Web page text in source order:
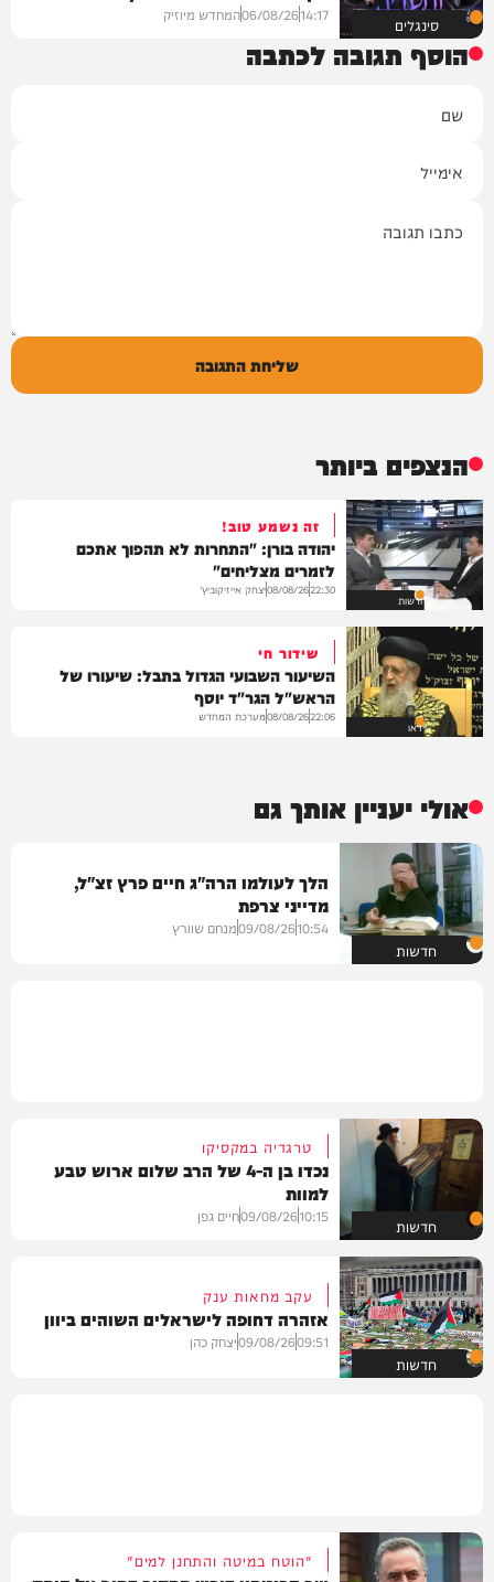
סינגלים 14:17
06/08/26המחדש מיוזיק
הוסף תגובה לכתבה
שליחת התגובה
הנצפים ביותר
חדשות
זה נשמע טוב!
יהודה בורן: "התחרות לא תהפוך אתכם
לזמרים מצליחים"
22:30
08/08/26יצחק אייזיקוביץ'
וידאו
שידור חי
השיעור השבועי הגדול בתבל: שיעורו של
הראש"ל הגר"ד יוסף
22:06
08/08/26מערכת המחדש
אולי יעניין אותך גם
חדשות
הלך לעולמו הרה"ג חיים פרץ זצ"ל,
מדייני צרפת
10:54
09/08/26מנחם שוורץ
חדשות
טרגדיה במקסיקו
נכדו בן ה-4 של הרב שלום ארוש טבע
למוות
10:15
09/08/26חיים גפן
חדשות
עקב מחאות ענק
אזהרה דחופה לישראלים השוהים ביוון
09:51
09/08/26יצחק כהן
"הוטח במיטה והתחנן למים"